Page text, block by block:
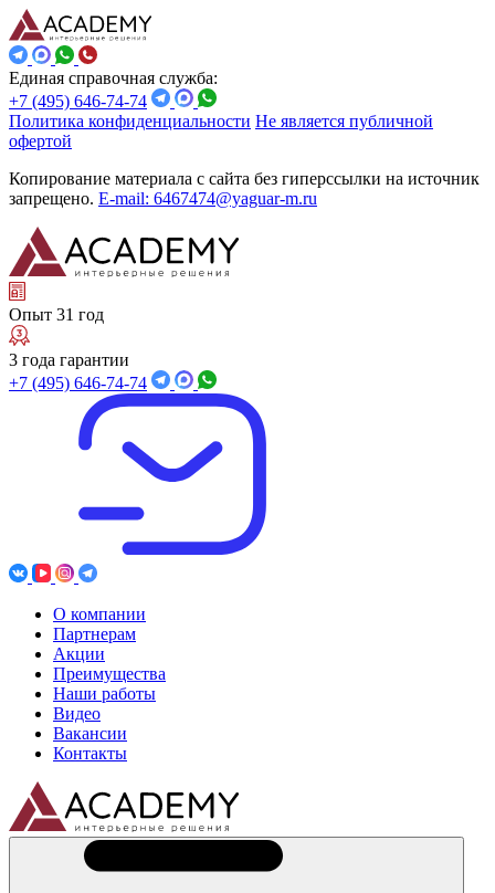
Единая справочная служба:
+7 (495) 646-74-74
Политика конфиденциальности Не является публичной
офертой
Копирование материала с сайта без гиперссылки на источник
запрещено. E-mail: 6467474@yaguar-m.ru
Опыт 31 год
3 года гарантии
+7 (495) 646-74-74
О компании
Партнерам
Акции
Преимущества
Наши работы
Видео
Вакансии
Контакты